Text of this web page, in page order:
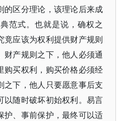
的区分理论，该理论后来成
范式。也就是说，确权之
竟应该为权利提供财产规则
财产规则之下，他人必须通
购买权利，购买价格必须经
之下，他人只要愿意事后支
以随时破坏初始权利。易言
护、事前保护，最终可以适